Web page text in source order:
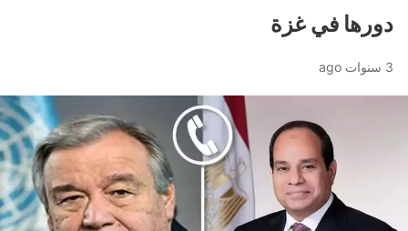
دورها في غزة
3 سنوات ago